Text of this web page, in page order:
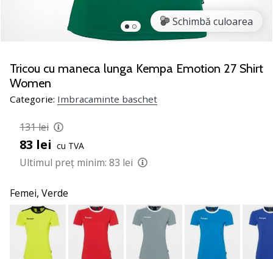
un
fan
al
baschetului
și
noi?
Alătură-
ca
Ambasador
al
brandului.
Schimbă culoarea
Tricou cu maneca lunga Kempa Emotion 27 Shirt
Women
Categorie: Imbracaminte baschet
131 lei
83 lei cu TVA
Ultimul preț minim: 83 lei
Femei, Verde